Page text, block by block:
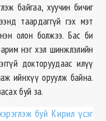
байгаа, хуучин бичиг
таардаггүй гэх мэт
олон болжээ. Бас би
нэг хэл шинжлэлийн
докторуудаас илүү
ийнхүү оруулж байна.
буй за.
буй Кирил үсэг